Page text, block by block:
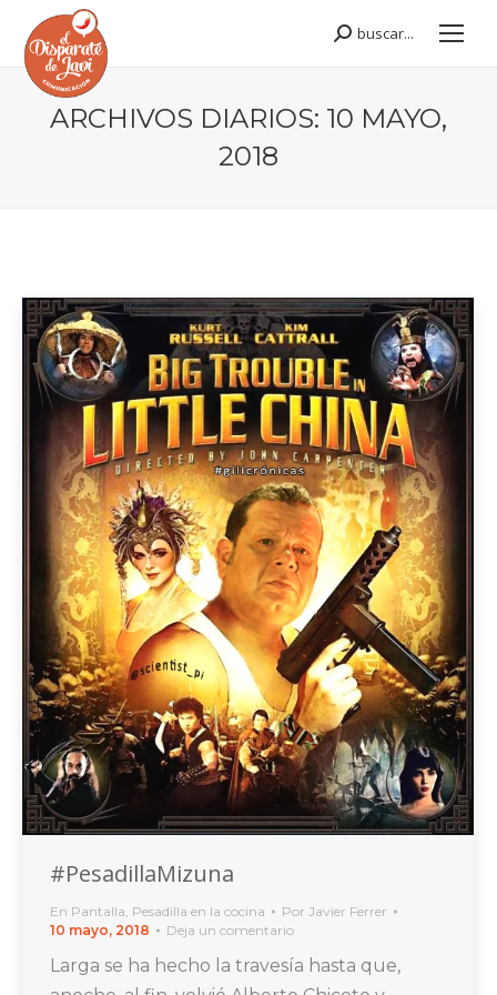
Buscar:
buscar...
ARCHIVOS DIARIOS: 10 MAYO,
2018
#PesadillaMizuna
En Pantalla, Pesadilla en la cocina Por Javier Ferrer
10 mayo, 2018
Deja un comentario
Larga se ha hecho la travesía hasta que,